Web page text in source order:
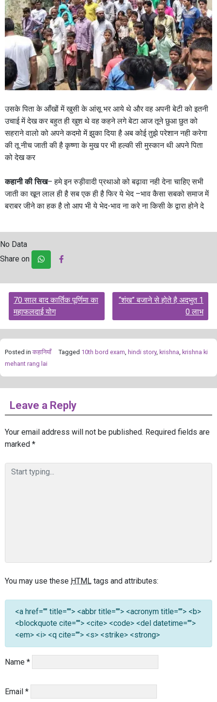
उसके पिता के आँखों में खुसी के आंसू भर आये थे और वह अपनी बेटी को इतनी
उचाई में देख कर बहुत ही खुश थे वह कहने लगे बेटा आज तूने छुआ छुत को
सहराने वालो को अपने कदमो में झुका दिया है अब कोई तुझे परेशान नही करेगा
की तू नीच जाती की है कृष्णा के मुख पर भी हल्की सी मुस्कान थी अपने पिता
को देख कर
कहानी की सिख– हमे इन रुड़ीवादी प्रथाओ को बढ़ावा नही देना चाहिए सभी
जाती का खून लाल ही है सब एक ही है फिर ये भेद –भाव कैसा सबको समाज में
बराबर जीने का हक है तो आप भी ये भेद-भाव ना करे ना किसी के द्वारा होने दे
No Data
Share on
Post
navigation
70 साल बाद कार्तिक पूर्णिमा का
महाफलदाई योग
“शंख” बजाने से होते है अदभुत 1
0 लाभ
Posted in कहानियाँ Tagged 10th bord exam, hindi story, krishna, krishna ki
mehant rang lai
Leave a Reply
Your email address will not be published. Required fields are
marked *
You may use these HTML tags and attributes:
<a href="" title=""> <abbr title=""> <acronym title=""> <b>
<blockquote cite=""> <cite> <code> <del datetime="">
<em> <i> <q cite=""> <s> <strike> <strong>
Name *
Email *